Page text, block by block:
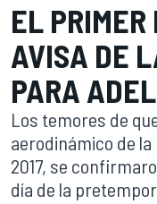
EL
AVISA DE
PARA
Los temores de
aerodinámico de
2017, se
día de la